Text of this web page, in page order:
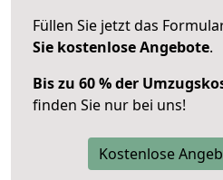
Füllen Sie jetzt das
Sie kostenlose Angebote.
Bis zu 60 % der
finden Sie nur bei uns!
Kostenlose